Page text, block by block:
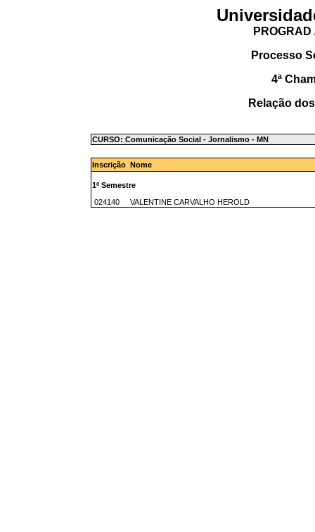
Processo
4ª
Relação
CURSO: Comunicação Social - Jornalismo - MN
Inscrição Nome
1º Semestre
024140 VALENTINE CARVALHO HEROLD